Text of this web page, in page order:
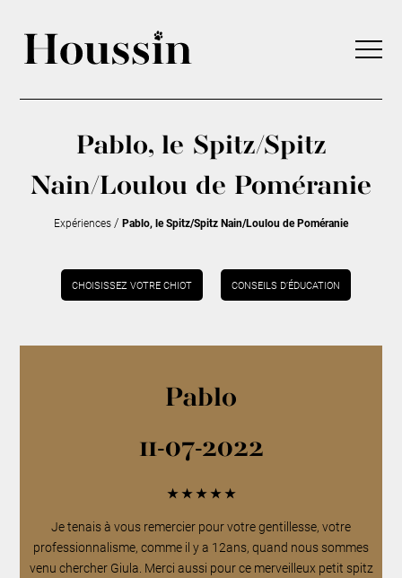
Pablo, le Spitz/Spitz
Nain/Loulou de Poméranie
Expériences/ Pablo, le Spitz/Spitz Nain/Loulou de Poméranie
CHOISISSEZ VOTRE CHIOT CONSEILS D’ÉDUCATION
Pablo
11-07-2022
★★★★★
Je tenais à vous remercier pour votre gentillesse, votre
professionnalisme, comme il y a 12ans, quand nous sommes
venu chercher Giula. Merci aussi pour ce merveilleux petit spitz